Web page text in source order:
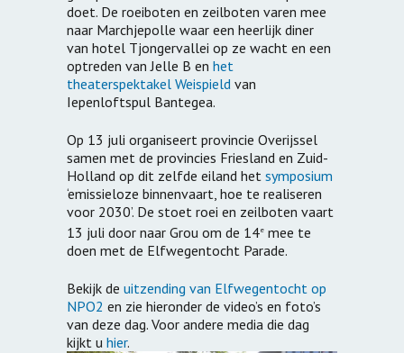
doet. De roeiboten en zeilboten varen mee
naar Marchjepolle waar een heerlijk diner
van hotel Tjongervallei op ze wacht en een
optreden van Jelle B en het
theaterspektakel Weispield van
Iepenloftspul Bantegea.
Op 13 juli organiseert provincie Overijssel
samen met de provincies Friesland en Zuid-
Holland op dit zelfde eiland het symposium
‘emissieloze binnenvaart, hoe te realiseren
voor 2030’. De stoet roei en zeilboten vaart
13 juli door naar Grou om de 14e mee te
doen met de Elfwegentocht Parade.
Bekijk de uitzending van Elfwegentocht op
NPO2 en zie hieronder de video’s en foto’s
van deze dag. Voor andere media die dag
kijkt u hier.